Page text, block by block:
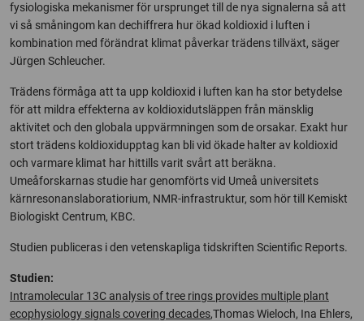
fysiologiska mekanismer för ursprunget till de nya signalerna så att
vi så småningom kan dechiffrera hur ökad koldioxid i luften i
kombination med förändrat klimat påverkar trädens tillväxt, säger
Jürgen Schleucher.
Trädens förmåga att ta upp koldioxid i luften kan ha stor betydelse
för att mildra effekterna av koldioxidutsläppen från mänsklig
aktivitet och den globala uppvärmningen som de orsakar. Exakt hur
stort trädens koldioxidupptag kan bli vid ökade halter av koldioxid
och varmare klimat har hittills varit svårt att beräkna.
Umeåforskarnas studie har genomförts vid Umeå universitets
kärnresonanslaboratiorium, NMR-infrastruktur, som hör till Kemiskt
Biologiskt Centrum, KBC.
Studien publiceras i den vetenskapliga tidskriften Scientific Reports.
Studien:
Intramolecular 13C analysis of tree rings provides multiple plant
ecophysiology signals covering decades,Thomas Wieloch, Ina Ehlers,